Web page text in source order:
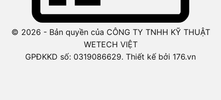
© 2026 - Bản quyền của CÔNG TY TNHH KỸ THUẬT
WETECH VIỆT
GPĐKKD số: 0319086629. Thiết kế bởi 176.vn